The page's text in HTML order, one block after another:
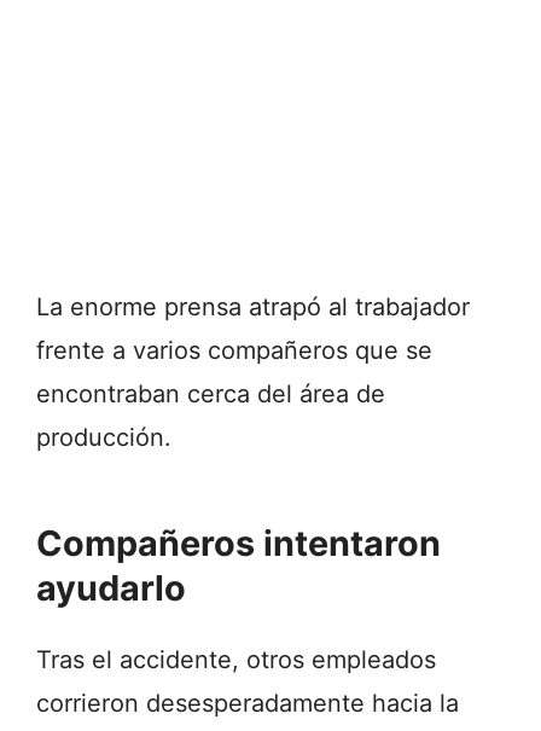
La enorme prensa atrapó al trabajador
frente a varios compañeros que se
encontraban cerca del área de
producción.
Compañeros intentaron
ayudarlo
Tras el accidente, otros empleados
corrieron desesperadamente hacia la